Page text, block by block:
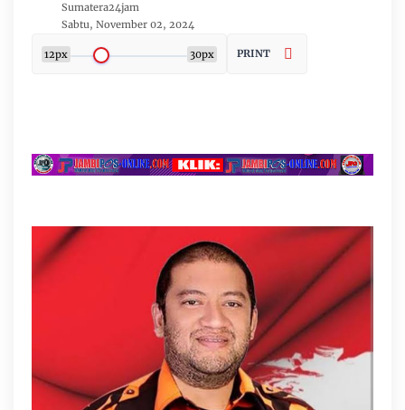
Sumatera24jam
Sabtu, November 02, 2024
12px 30px PRINT